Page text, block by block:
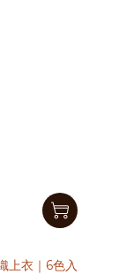
上衣｜6色入